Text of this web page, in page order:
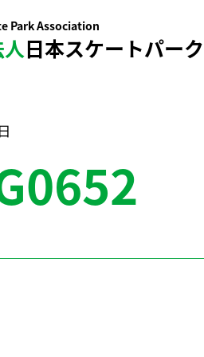
Park Association
日本スケートパー